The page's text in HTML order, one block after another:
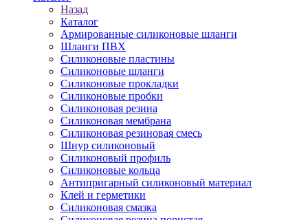
Назад
Каталог
Армированные силиконовые шланги
Шланги ПВХ
Силиконовые пластины
Силиконовые шланги
Силиконовые прокладки
Силиконовые пробки
Силиконовая резина
Силиконовая мембрана
Силиконовая резиновая смесь
Шнур силиконовый
Силиконовый профиль
Силиконовые кольца
Антипригарный силиконовый материал
Клей и герметики
Силиконовая смазка